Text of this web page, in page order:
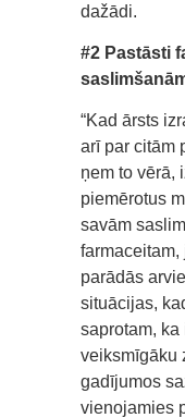
dažādi.
#2 Pastāsti
“Kad ārsts
arī par citām
ņem to vērā,
piemērotus
savām
parādās
situācijas,
saprotam,
veiksmīgāku
gadījumos
vienojamies